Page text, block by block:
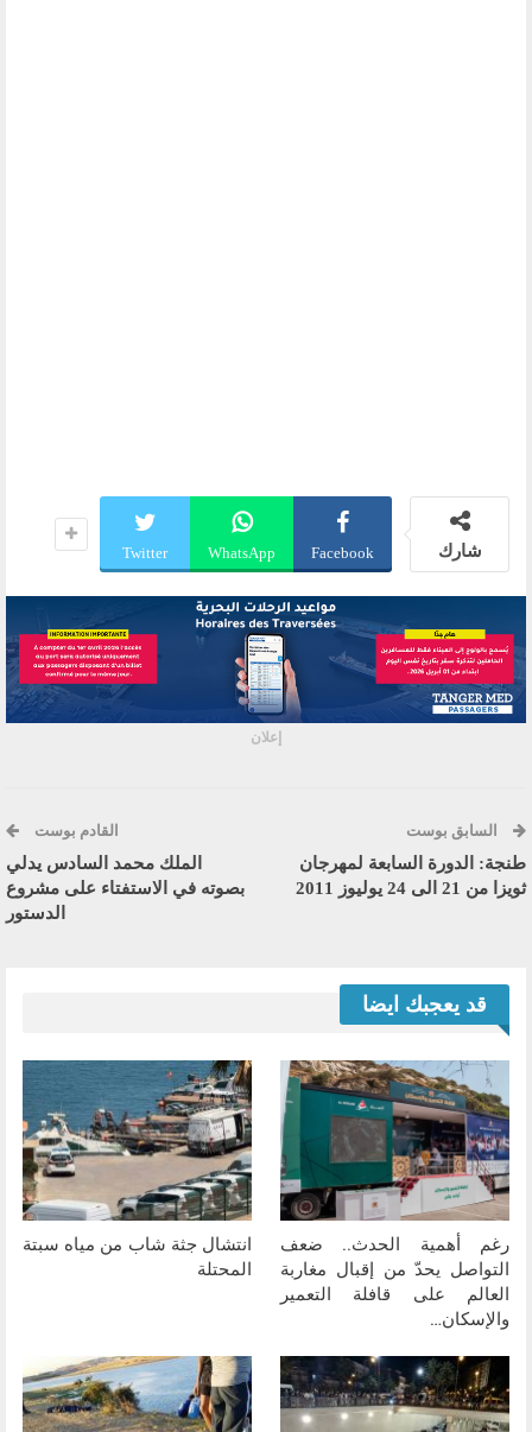
شارك Facebook
WhatsApp
Twitter
إعلان
السابق بوست
طنجة: الدورة السابعة لمهرجان
ثويزا من 21 الى 24 يوليوز 2011
القادم بوست
الملك محمد السادس يدلي
بصوته في الاستفتاء على مشروع
الدستور
قد يعجبك ايضا
رغم أهمية الحدث.. ضعف
التواصل يحدّ من إقبال مغاربة
العالم على قافلة التعمير
والإسكان…
انتشال جثة شاب من مياه سبتة
المحتلة